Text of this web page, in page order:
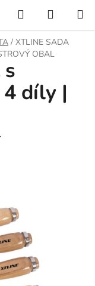
Hledat
KOŠÍK
/ XTLINE SADA
OBAL
díly |